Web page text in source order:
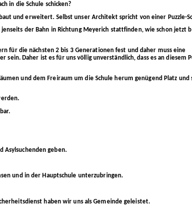
in die Schule schicken?
und erweitert. Selbst unser Architekt spricht von einer Puzzle-
der Bahn in Richtung Meyerich stattfinden, wie schon jetzt
für die nächsten 2 bis 3 Generationen fest und daher muss eine
Daher ist es für uns völlig unverständlich, dass es an diesem
und dem Freiraum um die Schule herum genügend Platz und
Asylsuchenden geben.
und in der Hauptschule unterzubringen.
haben wir uns als Gemeinde geleistet.